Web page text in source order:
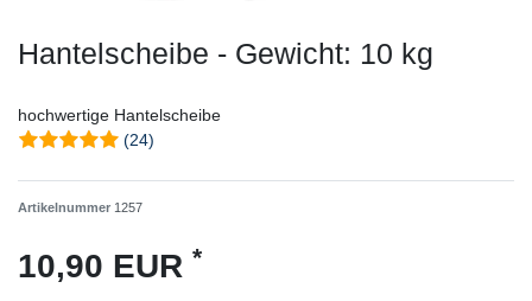
Hantelscheibe - Gewicht: 10 kg
hochwertige Hantelscheibe
(24)
Artikelnummer 1257
10,90 EUR *